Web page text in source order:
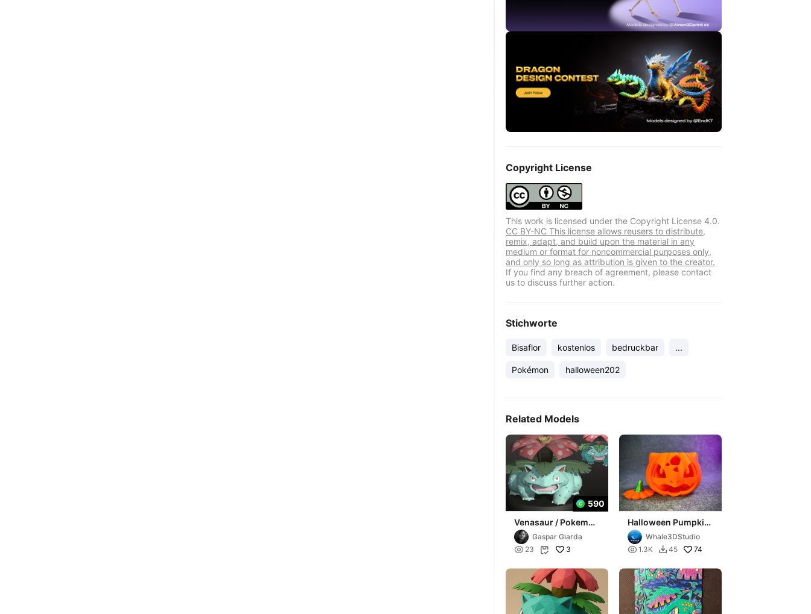
Copyright License
This work is licensed under the Copyright License 4.0.
CC BY-NC This license allows reusers to distribute,
remix, adapt, and build upon the material in any
medium or format for noncommercial purposes only,
and only so long as attribution is given to the creator.
If you find any breach of agreement, please contact
us to discuss further action.
Stichworte
Bisaflor kostenlos bedruckbar ...
Pokémon halloween202
Related Models
590
Venasaur / Pokemon
Fan ARTGaspar Giarda
 23  3
Halloween Pumpkin
Bulbasaur - STL &
3mf Multicolor
Whale3DStudio
 1.3K  45 74